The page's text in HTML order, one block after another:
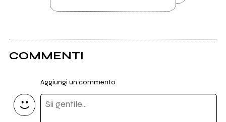
COMMENTI
Aggiungi un commento